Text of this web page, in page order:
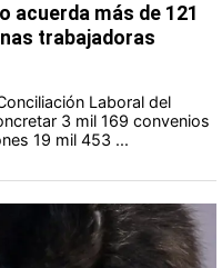
acuerda más de 121
trabajadoras
Laboral del
3 mil 169 convenios
19 mil 453 ...